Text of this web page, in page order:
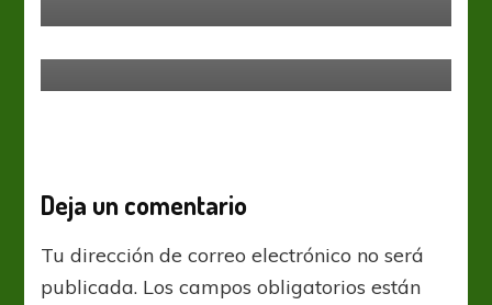
Deja un comentario
Tu dirección de correo electrónico no será
publicada. Los campos obligatorios están